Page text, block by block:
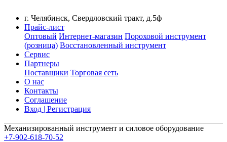
г. Челябинск, Свердловский тракт, д.5ф
Прайс-лист
Оптовый Интернет-магазин Пороховой инструмент
(розница) Восстановленный инструмент
Сервис
Партнеры
Поставщики Торговая сеть
О нас
Контакты
Соглашение
Вход | Регистрация
Механизированный инструмент и силовое оборудование
+7-902-618-70-52